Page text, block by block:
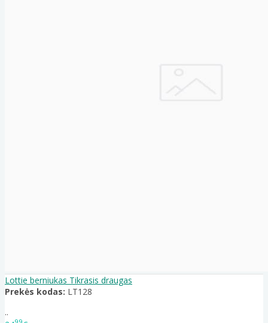
Lottie berniukas Tikrasis draugas
Prekės kodas: LT128
..